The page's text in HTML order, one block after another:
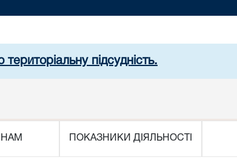
територіальну підсудність.
ПОКАЗНИКИ ДІЯЛЬНОСТІ